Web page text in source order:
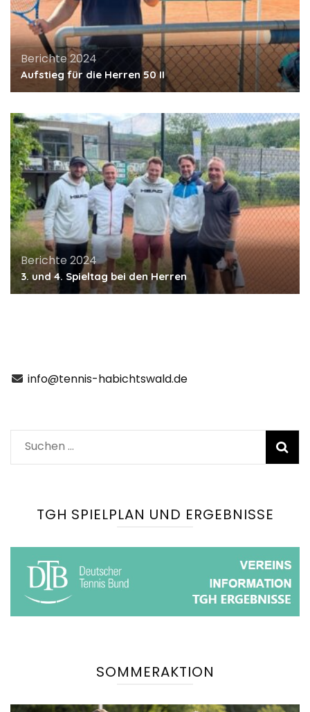
Berichte 2024
Aufstieg für die Herren 50 II
Berichte 2024
3. und 4. Spieltag bei den Herren
info@tennis-habichtswald.de
Suchen
nach:
TGH SPIELPLAN UND ERGEBNISSE
SOMMERAKTION